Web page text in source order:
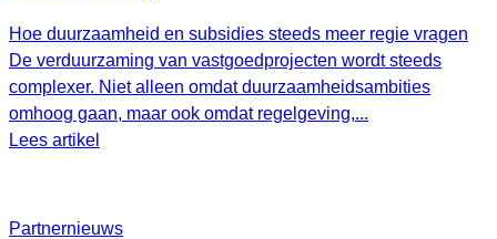
Hoe duurzaamheid en subsidies steeds meer regie vragen
De verduurzaming van vastgoedprojecten wordt steeds
complexer. Niet alleen omdat duurzaamheidsambities
omhoog gaan, maar ook omdat regelgeving,...
Lees artikel
Partnernieuws